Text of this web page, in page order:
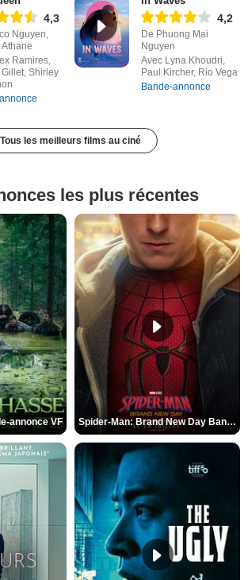
4,3
Nguyen,
Athane
Ramires,
Shirley
4,2
De Phuong Mai
Nguyen
Avec Lyna Khoudri,
Paul Kircher, Rio Vega
Bande-annonce
Tous les meilleurs films au ciné
les plus récentes
annonce VF Spider-Man: Brand New Day Bande-annonce (3) VO STFR